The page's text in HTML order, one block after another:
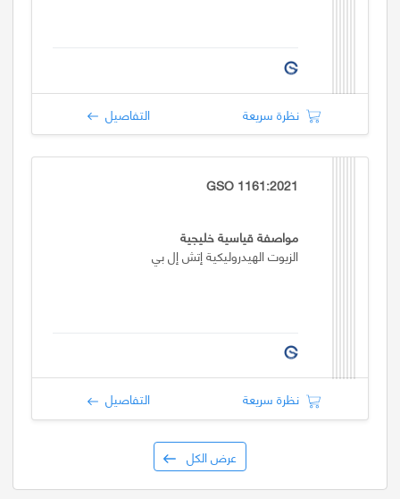
نظرة سريعة التفاصيل
GSO 1161:2021
مواصفة قياسية خليجية
الزيوت الهيدروليكية إتش إل بي
نظرة سريعة التفاصيل
عرض الكل